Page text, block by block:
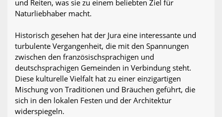
und Reiten, was sie zu einem beliebten Ziel für
Naturliebhaber macht.
Historisch gesehen hat der Jura eine interessante und
turbulente Vergangenheit, die mit den Spannungen
zwischen den französischsprachigen und
deutschsprachigen Gemeinden in Verbindung steht.
Diese kulturelle Vielfalt hat zu einer einzigartigen
Mischung von Traditionen und Bräuchen geführt, die
sich in den lokalen Festen und der Architektur
widerspiegeln.